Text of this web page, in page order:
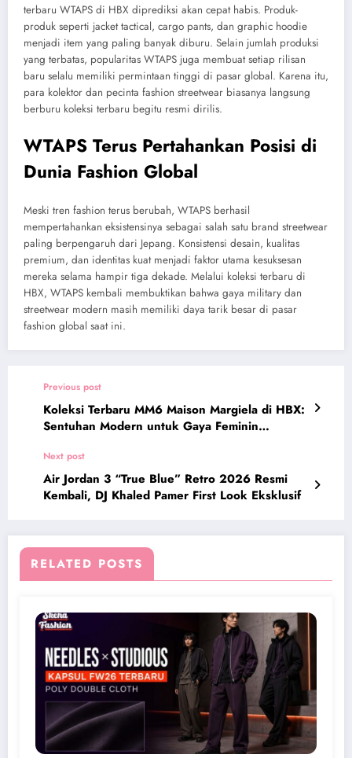
terbaru WTAPS di HBX diprediksi akan cepat habis. Produk-
produk seperti jacket tactical, cargo pants, dan graphic hoodie
menjadi item yang paling banyak diburu. Selain jumlah produksi
yang terbatas, popularitas WTAPS juga membuat setiap rilisan
baru selalu memiliki permintaan tinggi di pasar global. Karena itu,
para kolektor dan pecinta fashion streetwear biasanya langsung
berburu koleksi terbaru begitu resmi dirilis.
WTAPS Terus Pertahankan Posisi di
Dunia Fashion Global
Meski tren fashion terus berubah, WTAPS berhasil
mempertahankan eksistensinya sebagai salah satu brand streetwear
paling berpengaruh dari Jepang. Konsistensi desain, kualitas
premium, dan identitas kuat menjadi faktor utama kesuksesan
mereka selama hampir tiga dekade. Melalui koleksi terbaru di
HBX, WTAPS kembali membuktikan bahwa gaya military dan
streetwear modern masih memiliki daya tarik besar di pasar
fashion global saat ini.
Previous post
Koleksi Terbaru MM6 Maison Margiela di HBX:
Sentuhan Modern untuk Gaya Feminin
Next post
Air Jordan 3 “True Blue” Retro 2026 Resmi
Kembali, DJ Khaled Pamer First Look Eksklusif
RELATED POSTS